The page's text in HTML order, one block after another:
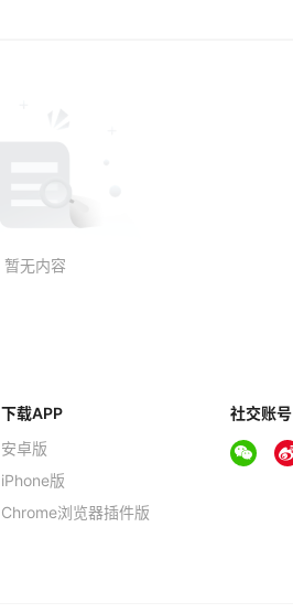
下载APP
安卓版
iPhone版
Chrome浏览器插件版
社交账号